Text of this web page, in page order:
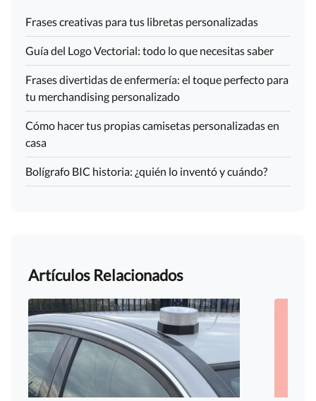
Frases creativas para tus libretas personalizadas
Guía del Logo Vectorial: todo lo que necesitas saber
Frases divertidas de enfermería: el toque perfecto para
tu merchandising personalizado
Cómo hacer tus propias camisetas personalizadas en
casa
Bolígrafo BIC historia: ¿quién lo inventó y cuándo?
Artículos Relacionados